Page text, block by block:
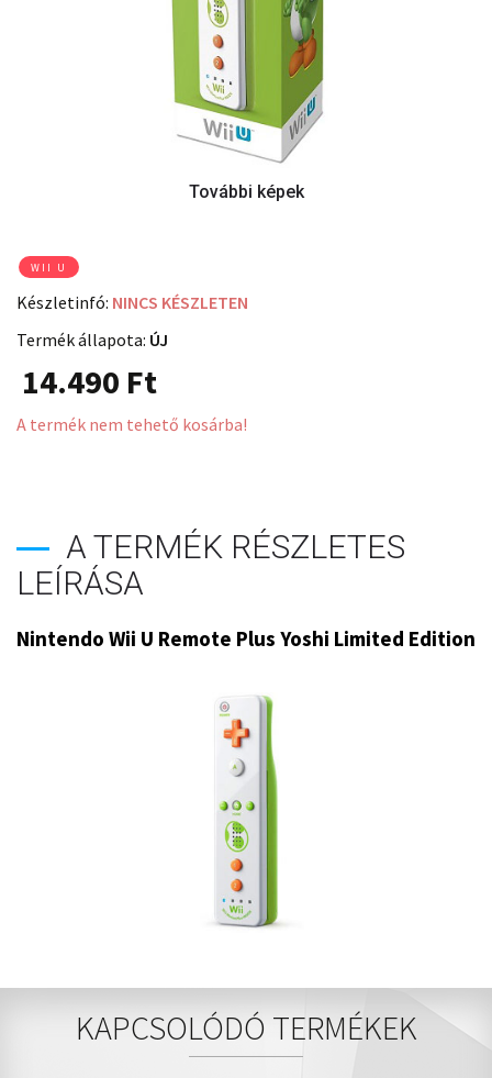
WII U
Készletinfó: NINCS KÉSZLETEN
Termék állapota: ÚJ
14.490 Ft
A termék nem tehető kosárba!
A TERMÉK RÉSZLETES
LEÍRÁSA
Nintendo Wii U Remote Plus Yoshi Limited Edition
KAPCSOLÓDÓ TERMÉKEK